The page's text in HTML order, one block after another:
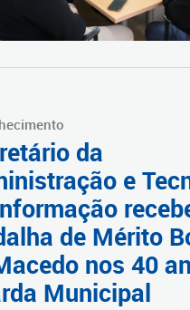
da
e
de Mérito
nos 40
Municipal